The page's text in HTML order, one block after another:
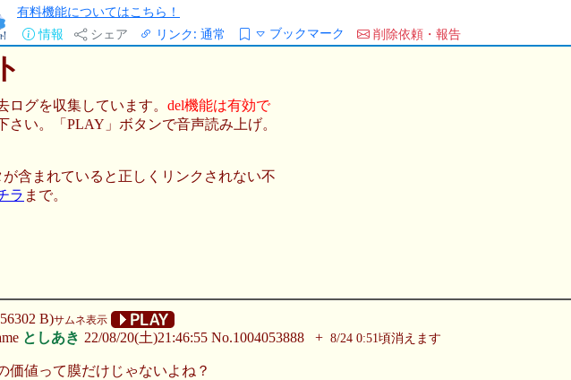
有料機能についてはこちら！
情報
シェア リンク: 通常 ブックマーク 削除依頼・報告